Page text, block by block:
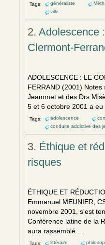
Tags: généraliste
ville
2. Adolescence
Clermont-
ADOLESCENCE : LE
FERRAND (2001) Notes
Jeammet et des Drs
5 et 6 octobre 2001 a eu
Tags: adolescence
conduite addictive des
3. Éthique et
risques
ÉTHIQUE ET
Emmanuel MEUNIER,
novembre 2001, s'est ten
Conférence latine de la
aura rassemblé ...
Tags: littéraire